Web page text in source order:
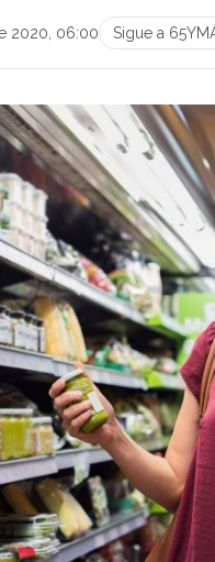
2020, 06:00 Sigue a